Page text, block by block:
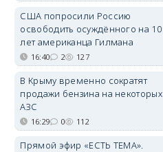
США попросили Россию
освободить осуждённого на 10
лет американца Гилмана
16:40 2 127
В Крыму временно сократят
продажи бензина на некоторых
АЗС
16:29 0 112
Прямой эфир «ЕСТЬ ТЕМА».